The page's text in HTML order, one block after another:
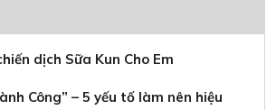
dịch Sữa Kun Cho Em
Công” – 5 yếu tố làm nên hiệu